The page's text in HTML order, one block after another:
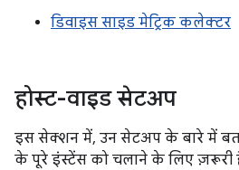
डिवाइस साइड मेट्रिक कलेक्टर
होस्ट-वाइड सेटअप
इस सेक्शन में, उन सेटअप के बारे में
के पूरे इंस्टेंस को चलाने के लिए ज़रूरी